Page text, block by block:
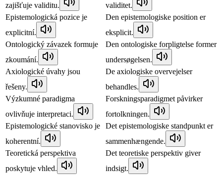
zajišťuje validitu.
validitet.
Epistemologická pozice je
explicitní.
Den epistemologiske position er
eksplicit.
Ontologický závazek formuje
zkoumání.
Den ontologiske forpligtelse former
undersøgelsen.
Axiologické úvahy jsou
řešeny.
De axiologiske overvejelser
behandles.
Výzkumné paradigma
ovlivňuje interpretaci.
Forskningsparadigmet påvirker
fortolkningen.
Epistemologické stanovisko je
koherentní.
Det epistemologiske standpunkt er
sammenhængende.
Teoretická perspektiva
poskytuje vhled.
Det teoretiske perspektiv giver
indsigt.